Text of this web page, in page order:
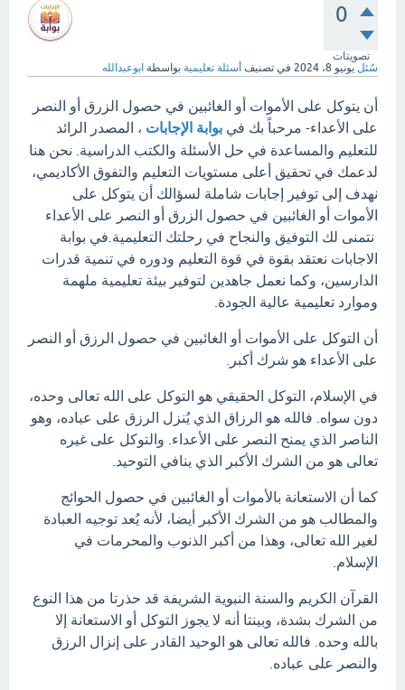
0
تصويتات
سُئل يونيو 8، 2024 في تصنيف أسئلة تعليمية بواسطة ابوعبدالله
أن يتوكل على الأموات أو الغائبين في حصول الزرق أو النصر
على الأعداء- مرحباً بك في بوابة الإجابات ، المصدر الرائد
للتعليم والمساعدة في حل الأسئلة والكتب الدراسية. نحن هنا
لدعمك في تحقيق أعلى مستويات التعليم والتفوق الأكاديمي،
نهدف إلى توفير إجابات شاملة لسؤالك أن يتوكل على
الأموات أو الغائبين في حصول الزرق أو النصر على الأعداء
نتمنى لك التوفيق والنجاح في رحلتك التعليمية.في بوابة
الاجابات نعتقد بقوة في قوة التعليم ودوره في تنمية قدرات
الدارسين، وكما نعمل جاهدين لتوفير بيئة تعليمية ملهمة
وموارد تعليمية عالية الجودة.
أن التوكل على الأموات أو الغائبين في حصول الرزق أو النصر
على الأعداء هو شرك أكبر.
في الإسلام، التوكل الحقيقي هو التوكل على الله تعالى وحده،
دون سواه. فالله هو الرزاق الذي يُنزل الرزق على عباده، وهو
الناصر الذي يمنح النصر على الأعداء. والتوكل على غيره
تعالى هو من الشرك الأكبر الذي ينافي التوحيد.
كما أن الاستعانة بالأموات أو الغائبين في حصول الحوائج
والمطالب هو من الشرك الأكبر أيضا، لأنه يُعد توجيه العبادة
لغير الله تعالى، وهذا من أكبر الذنوب والمحرمات في
الإسلام.
القرآن الكريم والسنة النبوية الشريفة قد حذرتا من هذا النوع
من الشرك بشدة، وبينتا أنه لا يجوز التوكل أو الاستعانة إلا
بالله وحده. فالله تعالى هو الوحيد القادر على إنزال الرزق
والنصر على عباده.